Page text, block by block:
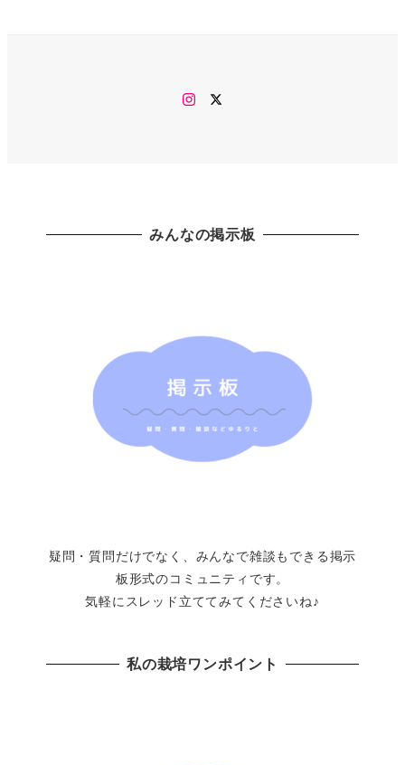
Instagram
みんなの掲示板
疑問・質問だけでなく、みんなで雑談もできる掲示
板形式のコミュニティです。
気軽にスレッド立ててみてくださいね♪
私の栽培ワンポイント